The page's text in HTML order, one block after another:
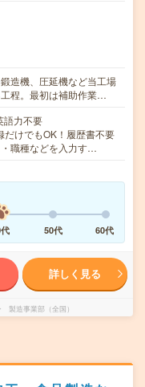
造機、圧延機など当工場
程。最初は補助作業…
語力不要
けでもOK！履歴書不要
職種などを入力す…
50代 60代
詳しく見る
製造事業部（全国）